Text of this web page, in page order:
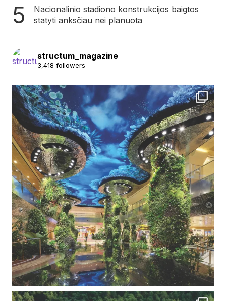
Nacionalinio stadiono konstrukcijos baigtos
statyti anksčiau nei planuota
structum_magazine
3,418 followers